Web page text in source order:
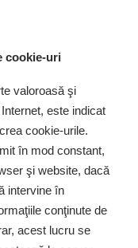
cookie-uri
valoroasă şi
este indicat
cookie-urile.
în mod constant,
şi website, dacă
intervine în
conţinute de
acest lucru se